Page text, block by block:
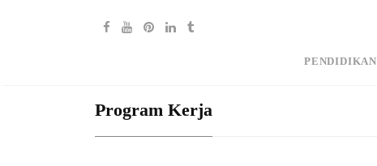
PENDIDIKAN
Program Kerja